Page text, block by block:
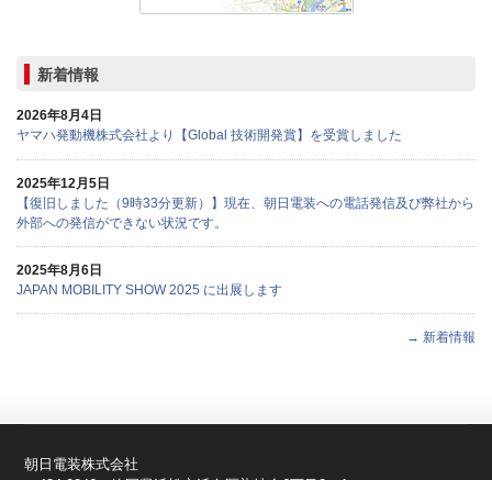
新着情報
2026年8月4日
ヤマハ発動機株式会社より【Global 技術開発賞】を受賞しました
2025年12月5日
【復旧しました（9時33分更新）】現在、朝日電装への電話発信及び弊社から
外部への発信ができない状況です。
2025年8月6日
JAPAN MOBILITY SHOW 2025 に出展します
→ 新着情報
朝日電装株式会社